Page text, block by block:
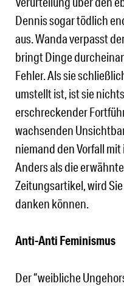
Dennis sogar tödlich
aus. Wanda verpasst
bringt Dinge
Fehler. Als sie
umstellt ist, ist sie
erschreckender
wachsenden
niemand den Vorfall
Anders als die
Zeitungsartikel, wird
danken können.
Anti-Anti Feminismus
Der “weibliche